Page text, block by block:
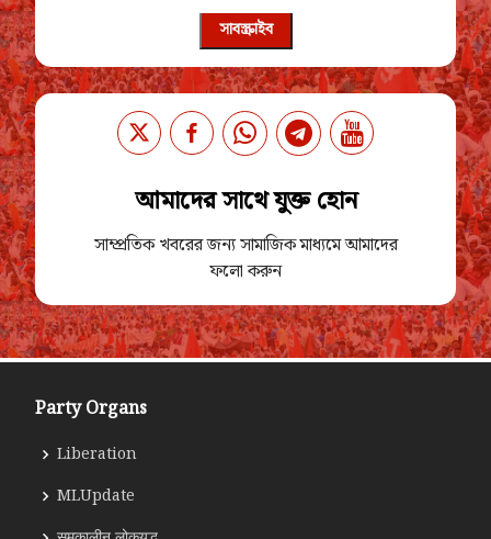
সাবস্ক্রাইব
আমাদের সাথে যুক্ত হোন
সাম্প্রতিক খবরের জন্য সামাজিক মাধ্যমে আমাদের
ফলো করুন
Party Organs
Liberation
MLUpdate